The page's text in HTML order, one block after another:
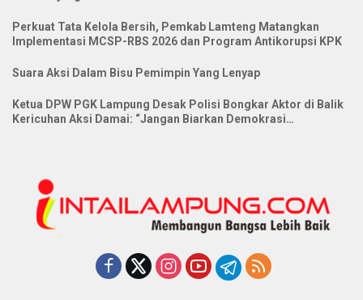
Perkuat Tata Kelola Bersih, Pemkab Lamteng Matangkan
Implementasi MCSP-RBS 2026 dan Program Antikorupsi KPK
Suara Aksi Dalam Bisu Pemimpin Yang Lenyap
Ketua DPW PGK Lampung Desak Polisi Bongkar Aktor di Balik
Kericuhan Aksi Damai: “Jangan Biarkan Demokrasi